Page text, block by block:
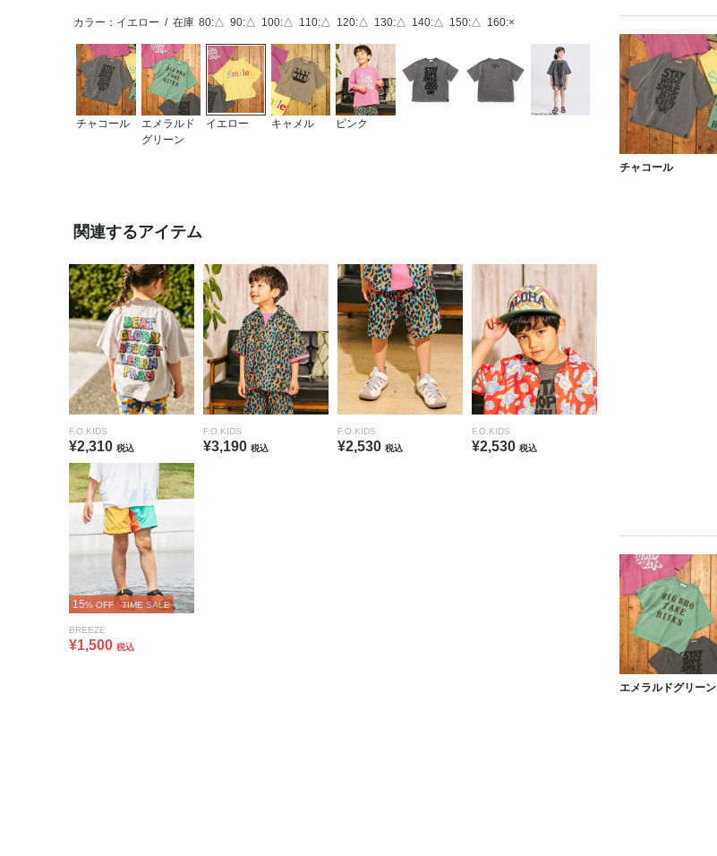
カラー：イエロー / 在庫 80:△ 90:△ 100:△ 110:△ 120:△ 130:△ 140:△ 150:△ 160:×
チャコール
エメラルド
グリーン
イエロー キャメル ピンク
関連するアイテム
F.O.KIDS
¥2,310 税込
F.O.KIDS
¥3,190 税込
F.O.KIDS
¥2,530 税込
F.O.KIDS
¥2,530 税込
15% OFF | TIME SALE
BREEZE
¥1,500 税込
チャコール
エメラルドグリーン